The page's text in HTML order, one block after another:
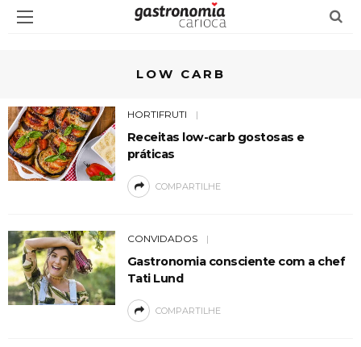
LOW CARB
HORTIFRUTI
Receitas low-carb gostosas e
práticas
COMPARTILHE
CONVIDADOS
Gastronomia consciente com a chef
Tati Lund
COMPARTILHE